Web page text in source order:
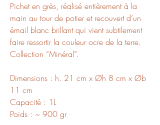
Pichet en grès, réalisé entièrement à la
main au tour de potier et recouvert d’un
émail blanc brillant qui vient subtilement
faire ressortir la couleur ocre de la terre.
Collection “Minéral”.
Dimensions : h. 21 cm x Øh 8 cm x Øb
11 cm
Capacité : 1L
Poids : ~ 900 gr